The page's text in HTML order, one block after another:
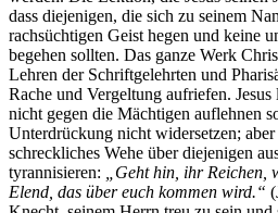
dass diejenigen, die sich zu seinem
rachsüchtigen Geist hegen und keine
begehen sollten. Das ganze Werk
Lehren der Schriftgelehrten und
Rache und Vergeltung aufriefen.
nicht gegen die Mächtigen auflehnen
Unterdrückung nicht widersetzen;
schreckliches Wehe über diejenigen
tyrannisieren:
„Geht hin, ihr Reichen,
Elend, das über euch kommen wird.“